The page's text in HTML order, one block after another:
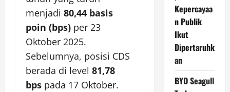
menjadi 80,44 basis
poin (bps) per 23
Oktober 2025.
Sebelumnya, posisi CDS
berada di level 81,78
bps pada 17 Oktober.
Kepercayaa
n Publik
Ikut
Dipertaruhk
an
BYD Seagull